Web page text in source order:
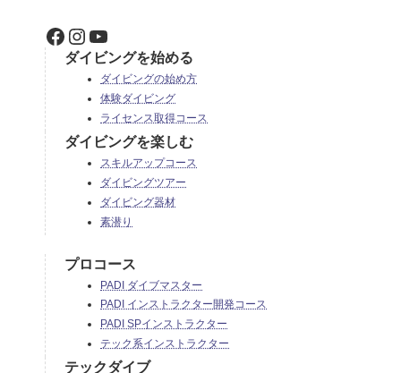
Facebook
Instagram
YouTube
ダイビングを始める
ダイビングの始め方
体験ダイビング
ライセンス取得コース
ダイビングを楽しむ
スキルアップコース
ダイビングツアー
ダイビング器材
素潜り
プロコース
PADI ダイブマスター
PADI インストラクター開発コース
PADI SPインストラクター
テック系インストラクター
テックダイブ